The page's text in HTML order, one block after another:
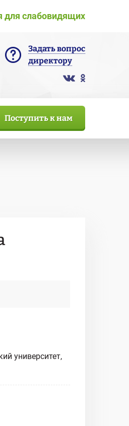
для слабовидящих
Задать вопрос
директору
Поступить к нам
университет,